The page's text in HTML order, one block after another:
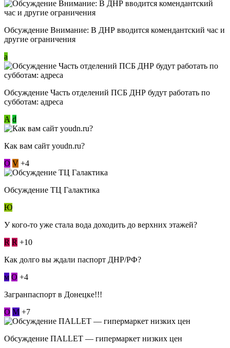
Обсуждение Внимание: В ДНР вводится комендантский час и
другие ограничения
a
Обсуждение Часть отделений ПСБ ДНР будут работать по
субботам: адреса
А d
Как вам сайт youdn.ru?
О V +4
Обсуждение ТЦ Галактика
Ю
У кого-то уже стала вода доходить до верхних этажей?
R R +10
Как долго вы ждали паспорт ДНР/РФ?
м О +4
Загранпаспорт в Донецке!!!
О М +7
Обсуждение ПАLLЕТ — гипермаркет низких цен